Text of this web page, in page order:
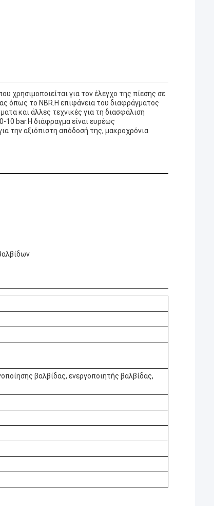
χρησιμοποιείται για τον έλεγχο της πίεσης σε
όπως το NBR.Η επιφάνεια του διαφράγματος
και άλλες τεχνικές για τη διασφάλιση
10 bar.Η διάφραγμα είναι ευρέως
την αξιόπιστη απόδοσή της, μακροχρόνια
βαλβίδας, ενεργοποιητής βαλβίδας,